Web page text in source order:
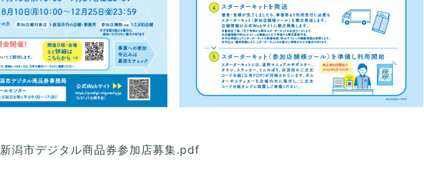
新潟市デジタル商品券参加店募集.pdf